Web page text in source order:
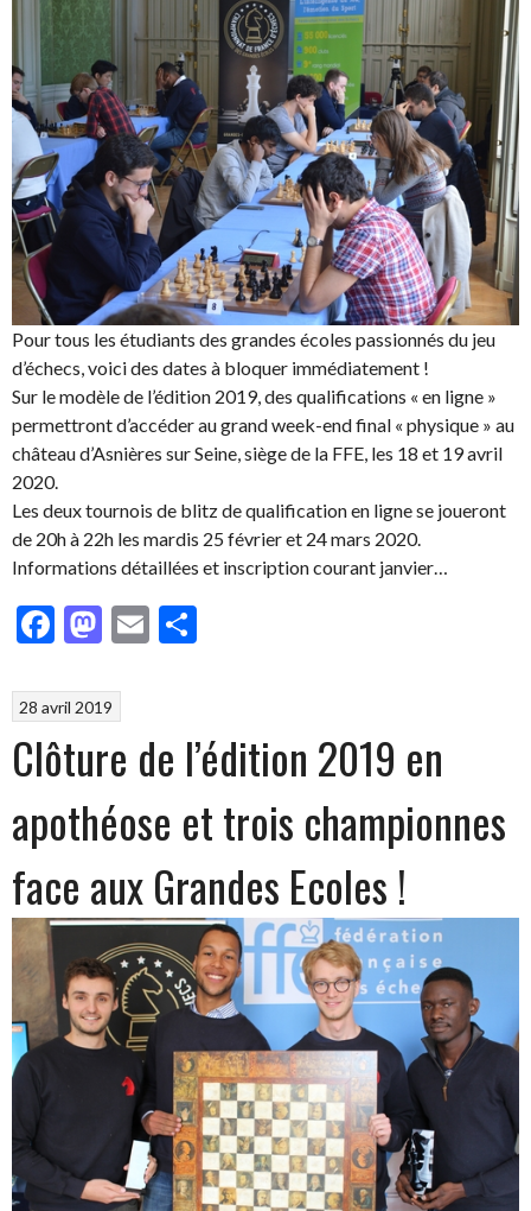
Pour tous les étudiants des grandes écoles passionnés du jeu
d’échecs, voici des dates à bloquer immédiatement !
Sur le modèle de l’édition 2019, des qualifications « en ligne »
permettront d’accéder au grand week-end final « physique » au
château d’Asnières sur Seine, siège de la FFE, les 18 et 19 avril
2020.
Les deux tournois de blitz de qualification en ligne se joueront
de 20h à 22h les mardis 25 février et 24 mars 2020.
Informations détaillées et inscription courant janvier…
Facebook
Mastodon
Email
28 avril 2019
Clôture de l’édition 2019 en
apothéose et trois championnes
face aux Grandes Ecoles !